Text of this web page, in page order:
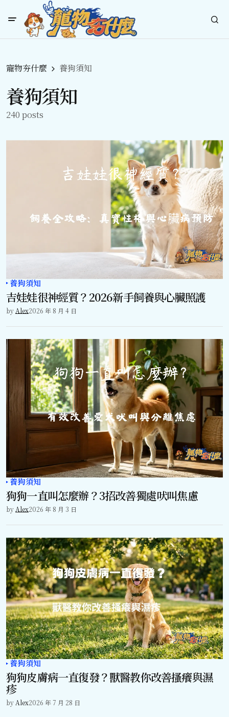
寵物夯什麼 養狗須知
養狗須知
240 posts
養狗須知
吉娃娃很神經質？2026新手飼養與心臟照護
by Alex2026 年 8 月 4 日
養狗須知
狗狗一直叫怎麼辦？3招改善獨處吠叫焦慮
by Alex2026 年 8 月 3 日
養狗須知
狗狗皮膚病一直復發？獸醫教你改善搔癢與濕
疹
by Alex2026 年 7 月 28 日